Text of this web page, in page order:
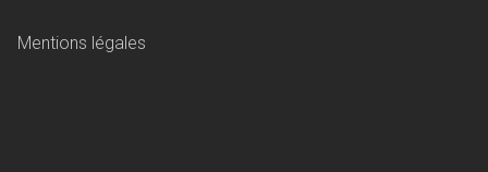
Mentions légales